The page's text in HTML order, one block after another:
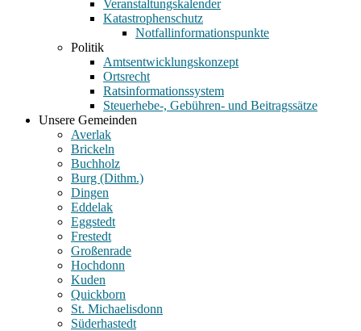
Veranstaltungskalender
Katastrophenschutz
Notfallinformationspunkte
Politik
Amtsentwicklungskonzept
Ortsrecht
Ratsinformationssystem
Steuerhebe-, Gebühren- und Beitragssätze
Unsere Gemeinden
Averlak
Brickeln
Buchholz
Burg (Dithm.)
Dingen
Eddelak
Eggstedt
Frestedt
Großenrade
Hochdonn
Kuden
Quickborn
St. Michaelisdonn
Süderhastedt